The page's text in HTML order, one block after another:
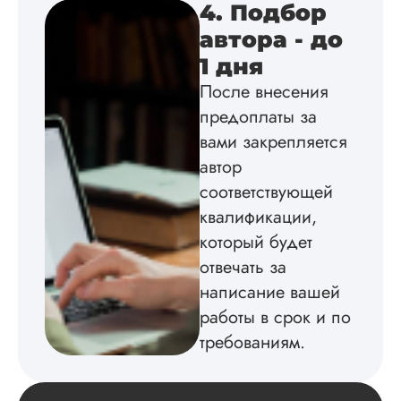
грамотный, я
Читать полный
Ольга
Вид работы:
Магистерские
диссертации
Дата:
Заказывала
магистерскую
диссертацию по
зоологии.
Понравилось как
предмет
4. Подбор
автора - до
1 дня
После внесения
предоплаты за
вами закрепляется
автор
соответствующей
квалификации,
который будет
отвечать за
написание вашей
работы в срок и по
требованиям.